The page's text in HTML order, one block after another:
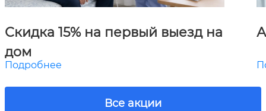
Скидка 15% на первый выезд на
дом
Подробнее
Все акции